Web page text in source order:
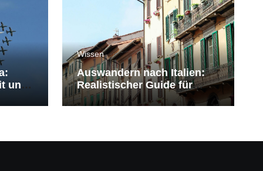
und
Wissen
Auswandern nach Italien:
Realistischer Guide für
Deutsche